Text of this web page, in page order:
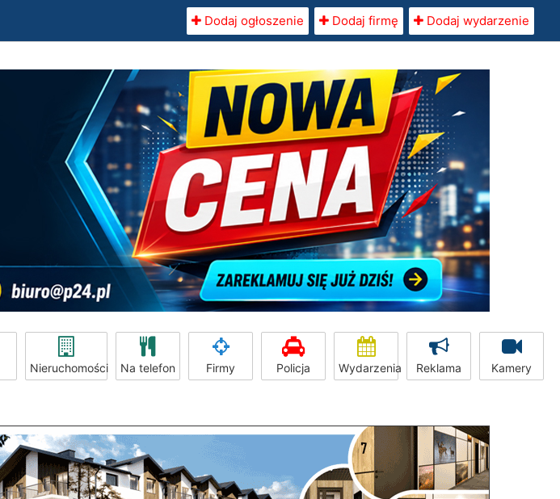
Dodaj ogłoszenie Dodaj firmę Dodaj wydarzenie
Nieruchomości Na telefon Firmy Policja Wydarzenia Reklama Kamery